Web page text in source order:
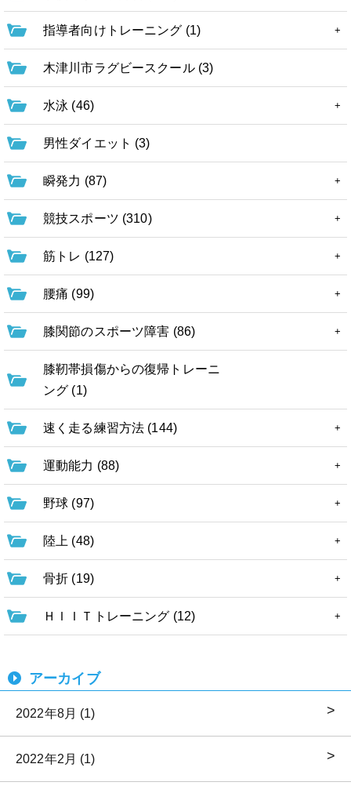
指導者向けトレーニング (1)
木津川市ラグビースクール (3)
水泳 (46)
男性ダイエット (3)
瞬発力 (87)
競技スポーツ (310)
筋トレ (127)
腰痛 (99)
膝関節のスポーツ障害 (86)
膝靭帯損傷からの復帰トレーニ
ング (1)
速く走る練習方法 (144)
運動能力 (88)
野球 (97)
陸上 (48)
骨折 (19)
ＨＩＩＴトレーニング (12)
アーカイブ
2022年8月 (1)
2022年2月 (1)